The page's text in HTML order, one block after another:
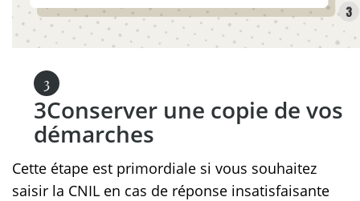
Conserver une copie de vos
démarches
Cette étape est primordiale si vous souhaitez
saisir la CNIL en cas de réponse insatisfaisante